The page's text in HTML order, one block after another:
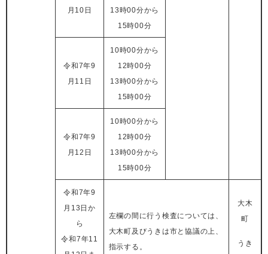
月10日
13時00分から
15時00分
令和7年9
月11日
10時00分から
12時00分
13時00分から
15時00分
令和7年9
月12日
10時00分から
12時00分
13時00分から
15時00分
令和7年9
月13日か
ら
令和7年11
左欄の間に行う検査については、
大木町​及び​うきは市と協議の上、
指示する。
大木
町​
うき